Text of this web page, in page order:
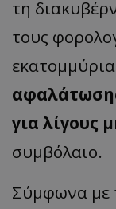
τη
τους
για λίγους
συμβόλαιο.
Σύμφωνα με